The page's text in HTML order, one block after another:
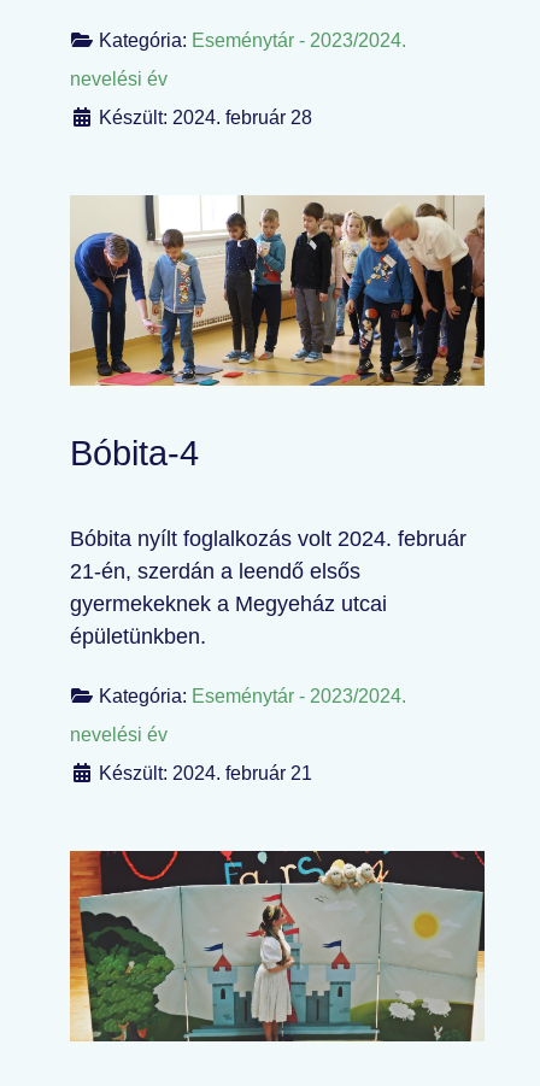
Kategória: Eseménytár - 2023/2024.
nevelési év
Készült: 2024. február 28
Bóbita-4
Bóbita nyílt foglalkozás volt 2024. február
21-én, szerdán a leendő elsős
gyermekeknek a Megyeház utcai
épületünkben.
Kategória: Eseménytár - 2023/2024.
nevelési év
Készült: 2024. február 21